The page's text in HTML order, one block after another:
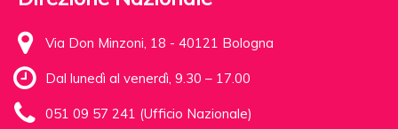
Via Don Minzoni, 18 - 40121 Bologna
Dal lunedì al venerdì, 9.30 – 17.00
051 09 57 241 (Ufficio Nazionale)